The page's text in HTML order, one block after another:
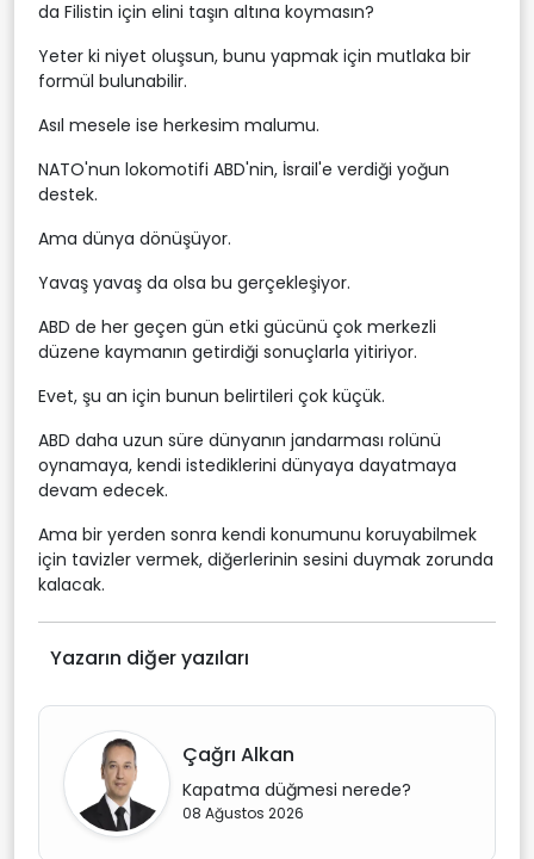
da Filistin için elini taşın altına koymasın?
Yeter ki niyet oluşsun, bunu yapmak için mutlaka bir
formül bulunabilir.
Asıl mesele ise herkesim malumu.
NATO'nun lokomotifi ABD'nin, İsrail'e verdiği yoğun
destek.
Ama dünya dönüşüyor.
Yavaş yavaş da olsa bu gerçekleşiyor.
ABD de her geçen gün etki gücünü çok merkezli
düzene kaymanın getirdiği sonuçlarla yitiriyor.
Evet, şu an için bunun belirtileri çok küçük.
ABD daha uzun süre dünyanın jandarması rolünü
oynamaya, kendi istediklerini dünyaya dayatmaya
devam edecek.
Ama bir yerden sonra kendi konumunu koruyabilmek
için tavizler vermek, diğerlerinin sesini duymak zorunda
kalacak.
Yazarın diğer yazıları
Çağrı Alkan
Kapatma düğmesi nerede?
08 Ağustos 2026